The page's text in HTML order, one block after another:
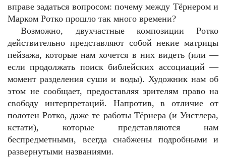
вправе задаться вопросом: почему между Тёрнером и
Марком Ротко прошло так много времени?
Возможно, двухчастные композиции Ротко
действительно представляют собой некие матрицы
пейзажа, которые нам хочется в них видеть (или —
если продолжать поиск библейских ассоциаций —
момент разделения суши и воды). Художник нам об
этом не сообщает, предоставляя зрителям право на
свободу интерпретаций. Напротив, в отличие от
полотен Ротко, даже те работы Тёрнера (и Уистлера,
кстати), которые представляются нам
беспредметными, всегда снабжены подробными и
развернутыми названиями.